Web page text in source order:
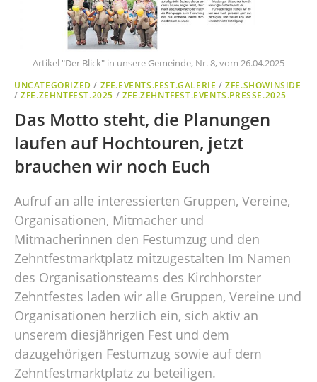
Artikel "Der Blick" in unsere Gemeinde, Nr. 8, vom 26.04.2025
UNCATEGORIZED / ZFE.EVENTS.FEST.GALERIE /ZFE.SHOWINSIDE
/ZFE.ZEHNTFEST.2025 / ZFE.ZEHNTFEST.EVENTS.PRESSE.2025
Das Motto steht, die Planungen
laufen auf Hochtouren, jetzt
brauchen wir noch Euch
Aufruf an alle interessierten Gruppen, Vereine,
Organisationen, Mitmacher und
Mitmacherinnen den Festumzug und den
Zehntfestmarktplatz mitzugestalten Im Namen
des Organisationsteams des Kirchhorster
Zehntfestes laden wir alle Gruppen, Vereine und
Organisationen herzlich ein, sich aktiv an
unserem diesjährigen Fest und dem
dazugehörigen Festumzug sowie auf dem
Zehntfestmarktplatz zu beteiligen.